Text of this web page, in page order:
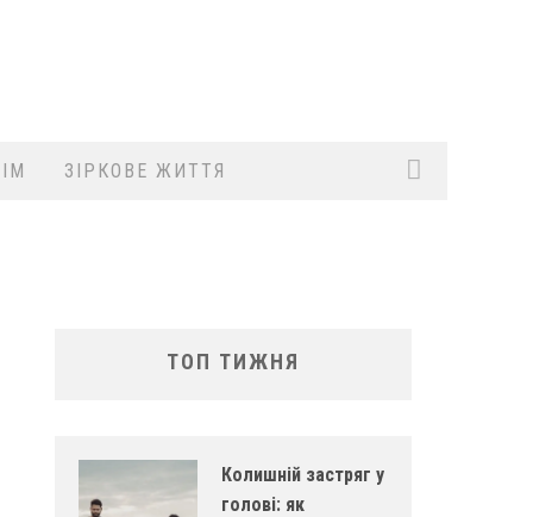
ЗІРКОВЕ ЖИТТЯ
ТОП ТИЖНЯ
Колишній застряг у
голові: як